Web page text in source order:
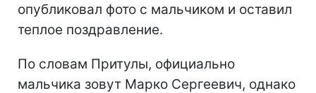
опубликовал фото с мальчиком и оставил
теплое поздравление.
По словам Притулы, официально
мальчика зовут Марко Сергеевич, однако